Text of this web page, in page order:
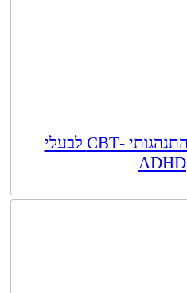
אימון קוגנטיבי התנהגותי -CBT לבעלי
ADHD